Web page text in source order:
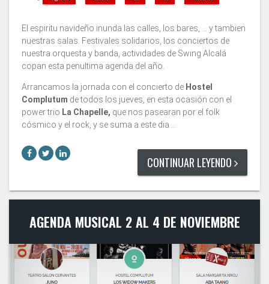
El espiritu navideño inunda las calles, los bares, ... y tambien
nuestras salas. Festivales solidarios, los conciertos de
nuestra orquesta y banda, actividades de Swing Alcalá
copan esta penultima agenda del año.
Arrancamos la jornada con el concierto de Hostel
Complutum de todos los jueves, en esta ocasión con el
power trio La Chapelle, que nos pasearan por el folk
cósmico y el rock, y se suma a este dia …
CONTINUAR LEYENDO
AGENDA MUSICAL 2 AL 4 DE NOVIEMBRE